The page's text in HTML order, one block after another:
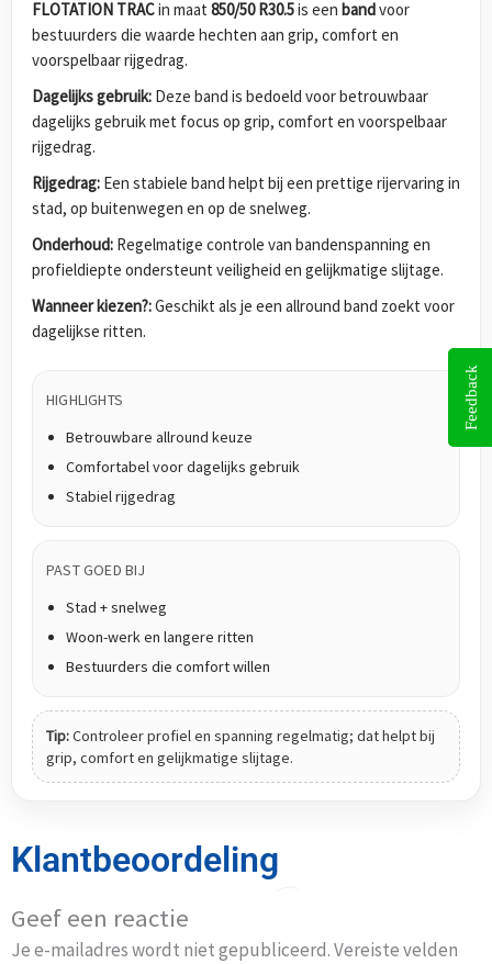
FLOTATION TRACin maat 850/50 R30.5is een bandvoor
bestuurders die waarde hechten aan grip, comfort en
voorspelbaar rijgedrag.
Dagelijks gebruik: Deze band is bedoeld voor betrouwbaar
dagelijks gebruik met focus op grip, comfort en voorspelbaar
rijgedrag.
Rijgedrag: Een stabiele band helpt bij een prettige rijervaring in
stad, op buitenwegen en op de snelweg.
Onderhoud: Regelmatige controle van bandenspanning en
profieldiepte ondersteunt veiligheid en gelijkmatige slijtage.
Wanneer kiezen?:Geschikt als je een allround band zoekt voor
dagelijkse ritten.
HIGHLIGHTS
Betrouwbare allround keuze
Comfortabel voor dagelijks gebruik
Stabiel rijgedrag
PAST GOED BIJ
Stad + snelweg
Woon-werk en langere ritten
Bestuurders die comfort willen
Tip:Controleer profiel en spanning regelmatig; dat helpt bij
grip, comfort en gelijkmatige slijtage.
Klantbeoordeling
Geef een reactie
Je e-mailadres wordt niet gepubliceerd.Vereiste velden
Feedback